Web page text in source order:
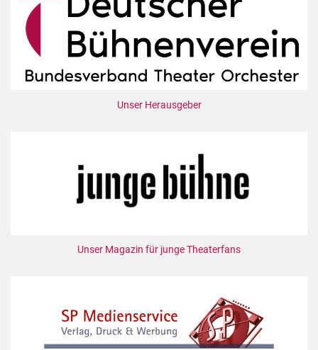
Unser Herausgeber
Unser Magazin für junge Theaterfans